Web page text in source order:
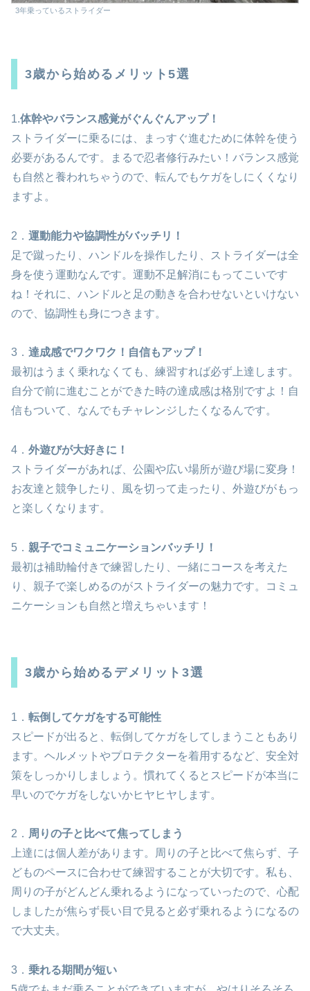
3年乗っているストライダー
3歳から始めるメリット5選
1.体幹やバランス感覚がぐんぐんアップ！
ストライダーに乗るには、まっすぐ進むために体幹を使う
必要があるんです。まるで忍者修行みたい！バランス感覚
も自然と養われちゃうので、転んでもケガをしにくくなり
ますよ。
2． 運動能力や協調性がバッチリ！
足で蹴ったり、ハンドルを操作したり、ストライダーは全
身を使う運動なんです。運動不足解消にもってこいです
ね！それに、ハンドルと足の動きを合わせないといけない
ので、協調性も身につきます。
3． 達成感でワクワク！自信もアップ！
最初はうまく乗れなくても、練習すれば必ず上達します。
自分で前に進むことができた時の達成感は格別ですよ！自
信もついて、なんでもチャレンジしたくなるんです。
4． 外遊びが大好きに！
ストライダーがあれば、公園や広い場所が遊び場に変身！
お友達と競争したり、風を切って走ったり、外遊びがもっ
と楽しくなります。
5． 親子でコミュニケーションバッチリ！
最初は補助輪付きで練習したり、一緒にコースを考えた
り、親子で楽しめるのがストライダーの魅力です。コミュ
ニケーションも自然と増えちゃいます！
3歳から始めるデメリット3選
1． 転倒してケガをする可能性
スピードが出ると、転倒してケガをしてしまうこともあり
ます。ヘルメットやプロテクターを着用するなど、安全対
策をしっかりしましょう。慣れてくるとスピードが本当に
早いのでケガをしないかヒヤヒヤします。
2． 周りの子と比べて焦ってしまう
上達には個人差があります。周りの子と比べて焦らず、子
どものペースに合わせて練習することが大切です。私も、
周りの子がどんどん乗れるようになっていったので、心配
しましたが焦らず長い目で見ると必ず乗れるようになるの
で大丈夫。
3． 乗れる期間が短い